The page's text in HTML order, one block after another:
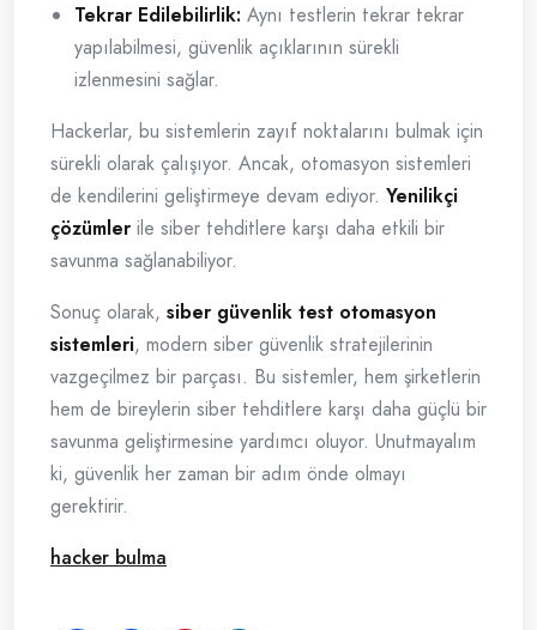
Tekrar Edilebilirlik: Aynı testlerin tekrar tekrar
yapılabilmesi, güvenlik açıklarının sürekli
izlenmesini sağlar.
Hackerlar, bu sistemlerin zayıf noktalarını bulmak için
sürekli olarak çalışıyor. Ancak, otomasyon sistemleri
de kendilerini geliştirmeye devam ediyor. Yenilikçi
çözümler ile siber tehditlere karşı daha etkili bir
savunma sağlanabiliyor.
Sonuç olarak, siber güvenlik test otomasyon
sistemleri, modern siber güvenlik stratejilerinin
vazgeçilmez bir parçası. Bu sistemler, hem şirketlerin
hem de bireylerin siber tehditlere karşı daha güçlü bir
savunma geliştirmesine yardımcı oluyor. Unutmayalım
ki, güvenlik her zaman bir adım önde olmayı
gerektirir.
hacker bulma